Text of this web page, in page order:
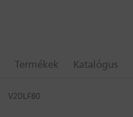
Termékek Katalógus
V2DLF80